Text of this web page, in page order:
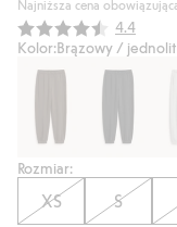
Najniższa cena
Średnia
4.4
Kolor:Brązowy /
Rozmiar:
XS S